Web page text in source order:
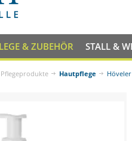
& ZUBEHÖR STALL &
Pflegeprodukte Hautpflege